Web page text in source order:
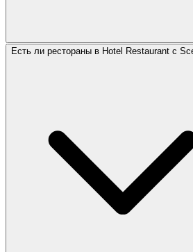
Есть ли рестораны в Hotel Restaurant с